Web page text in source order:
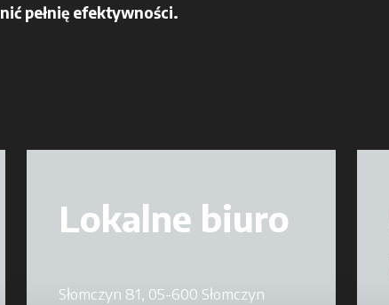
pełnię efektywności.
Lokalne biuro
Słomczyn 81, 05-600 Słomczyn